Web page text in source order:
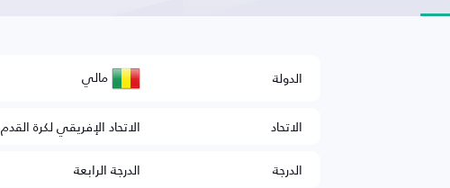
الدولة مالي
الاتحاد
الاتحاد الإفريقي لكرة القدم
الدرجة
الدرجة الرابعة